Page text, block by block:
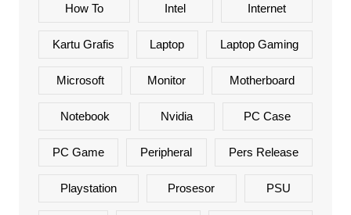
How To Intel Internet
Kartu Grafis Laptop Laptop Gaming
Microsoft Monitor Motherboard
Notebook Nvidia PC Case
PC Game Peripheral Pers Release
Playstation Prosesor PSU